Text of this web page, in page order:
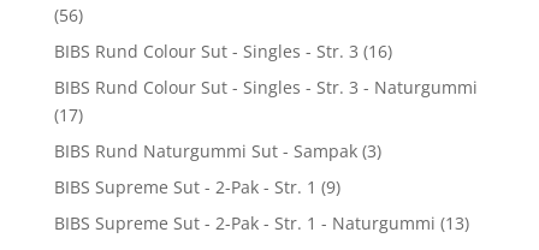
(56)
BIBS Rund Colour Sut - Singles - Str. 3 (16)
BIBS Rund Colour Sut - Singles - Str. 3 - Naturgummi
(17)
BIBS Rund Naturgummi Sut - Sampak (3)
BIBS Supreme Sut - 2-Pak - Str. 1 (9)
BIBS Supreme Sut - 2-Pak - Str. 1 - Naturgummi (13)